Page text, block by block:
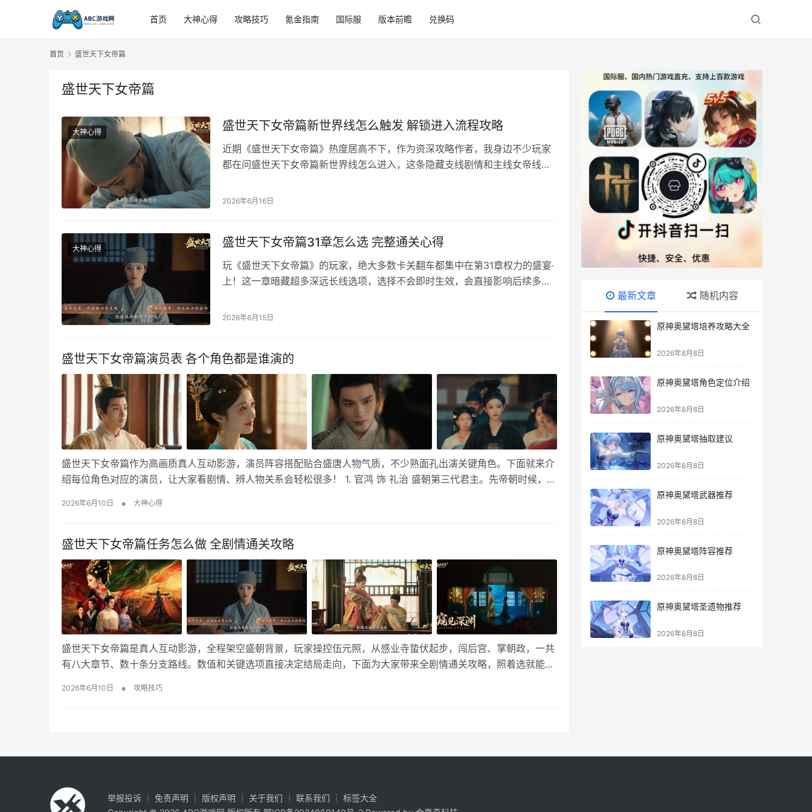
首页 大神心得 攻略技巧 氪金指南 国际服 版本前瞻 兑换码
首页 盛世天下女帝篇
盛世天下女帝篇
大神心得 盛世天下女帝篇新世界线怎么触发 解锁进入流程攻略
近期《盛世天下女帝篇》热度居高不下，作为资深攻略作者，我身边不少玩家
都在问盛世天下女帝篇新世界线怎么进入，这条隐藏支线剧情和主线女帝线完
的盛世天下女帝篇新世界支线进入攻略！ 一、序章关键分歧点（新世界支线前
2026年6月16日
大神心得 盛世天下女帝篇31章怎么选 完整通关心得
玩《盛世天下女帝篇》的玩家，绝大多数卡关翻车都集中在第31章权力的盛宴·
上！这一章暗藏超多深远长线选项，选择不会即时生效，会直接影响后续多章
选项，同时附带后续连锁剧情避坑要点、游戏通用通关技巧，帮大家一次完美
2026年6月15日
盛世天下女帝篇演员表 各个角色都是谁演的
盛世天下女帝篇作为高画质真人互动影游，演员阵容搭配贴合盛唐人物气质，不少熟面孔出演关键角色。下面就来介
绍每位角色对应的演员，让大家看剧情、辨人物关系会轻松很多！ 1. 官鸿 饰 礼治 盛朝第三代君主。先帝朝时候，刚
黄羿 饰 伍元照 家道中落，饱受兄长欺…
2026年6月10日 • 大神心得
盛世天下女帝篇任务怎么做 全剧情通关攻略
盛世天下女帝篇是真人互动影游，全程架空盛朝背景，玩家操控伍元照，从感业寺蛰伏起步，闯后宫、掌朝政，一共
有八大章节、数十条分支路线。数值和关键选项直接决定结局走向，下面为大家带来全剧情通关攻略，照着选就能稳
住皇帝礼治好感，降低太后敌意 宫里来人传召接你回宫…
2026年6月10日 • 攻略技巧
最新文章 随机内容
原神奥黛塔培养攻略大全
2026年8月8日
原神奥黛塔角色定位介绍
2026年8月8日
原神奥黛塔抽取建议
2026年8月8日
原神奥黛塔武器推荐
2026年8月8日
原神奥黛塔阵容推荐
2026年8月8日
原神奥黛塔圣遗物推荐
2026年8月8日
举报投诉 ┊ 免责声明 ┊ 版权声明 ┊ 关于我们 ┊ 联系我们 ┊ 标签大全